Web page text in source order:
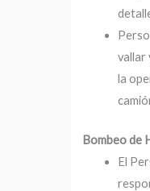
vallar
la
Bombeo de
El